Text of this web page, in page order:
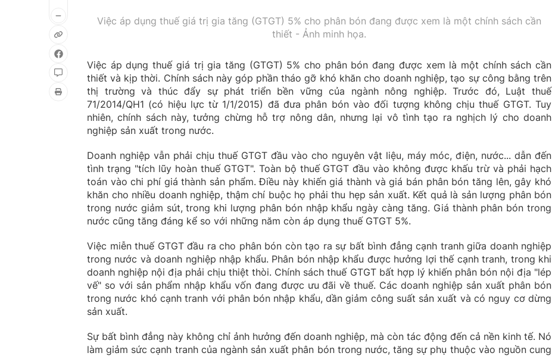
Việc áp dụng thuế giá trị gia tăng (GTGT) 5% cho phân bón đang được xem là một chính sách cần
thiết - Ảnh minh họa.
Việc áp dụng thuế giá trị gia tăng (GTGT) 5% cho phân bón đang được xem là một chính sách cần
thiết và kịp thời. Chính sách này góp phần tháo gỡ khó khăn cho doanh nghiệp, tạo sự công bằng trên
thị trường và thúc đẩy sự phát triển bền vững của ngành nông nghiệp. Trước đó, Luật thuế
71/2014/QH1 (có hiệu lực từ 1/1/2015) đã đưa phân bón vào đối tượng không chịu thuế GTGT. Tuy
nhiên, chính sách này, tưởng chừng hỗ trợ nông dân, nhưng lại vô tình tạo ra nghịch lý cho doanh
nghiệp sản xuất trong nước.
Doanh nghiệp vẫn phải chịu thuế GTGT đầu vào cho nguyên vật liệu, máy móc, điện, nước... dẫn đến
tình trạng "tích lũy hoàn thuế GTGT". Toàn bộ thuế GTGT đầu vào không được khấu trừ và phải hạch
toán vào chi phí giá thành sản phẩm. Điều này khiến giá thành và giá bán phân bón tăng lên, gây khó
khăn cho nhiều doanh nghiệp, thậm chí buộc họ phải thu hẹp sản xuất. Kết quả là sản lượng phân bón
trong nước giảm sút, trong khi lượng phân bón nhập khẩu ngày càng tăng. Giá thành phân bón trong
nước cũng tăng đáng kể so với những năm còn áp dụng thuế GTGT 5%.
Việc miễn thuế GTGT đầu ra cho phân bón còn tạo ra sự bất bình đẳng cạnh tranh giữa doanh nghiệp
trong nước và doanh nghiệp nhập khẩu. Phân bón nhập khẩu được hưởng lợi thế cạnh tranh, trong khi
doanh nghiệp nội địa phải chịu thiệt thòi. Chính sách thuế GTGT bất hợp lý khiến phân bón nội địa "lép
vế" so với sản phẩm nhập khẩu vốn đang được ưu đãi về thuế. Các doanh nghiệp sản xuất phân bón
trong nước khó cạnh tranh với phân bón nhập khẩu, dần giảm công suất sản xuất và có nguy cơ dừng
sản xuất.
Sự bất bình đẳng này không chỉ ảnh hưởng đến doanh nghiệp, mà còn tác động đến cả nền kinh tế. Nó
làm giảm sức cạnh tranh của ngành sản xuất phân bón trong nước, tăng sự phụ thuộc vào nguồn cung